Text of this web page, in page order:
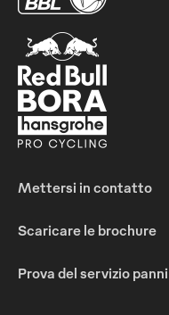
Mettersi in contatto
Scaricare le brochure
Prova del servizio